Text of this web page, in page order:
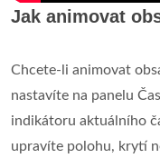
Jak animovat
Chcete-li animovat
nastavíte na panelu
indikátoru aktuálního
upravíte polohu, krytí